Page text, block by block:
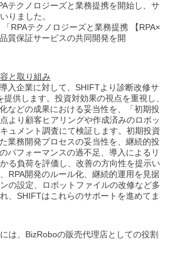
テクノロジーズと業務提携を開始し、サ
りました。
「RPAテクノロジーズと業務提携 【RPA×
質保証サービスの共同開発を開
と取り組み
入企業に対して、SHIFTより診断改修サ
供します。投資対効果の視点を重視し、
などの成果における妥当性を、「初期投
より顧客ヒアリングや作成済みのロボッ
ュメント調査にて検証します。初期投資
業務開発プロセスの妥当性を、継続的投
パフォーマンスの過不足、導入によるリ
る負荷を評価し、改善の方向性を提示い
RPA開発のルール化、継続的運用を見据
の設定、ロボットファイルの改修など多
、SHIFTはこれらのサポートを進めてま
は、BizRoboの販売代理店としての役割